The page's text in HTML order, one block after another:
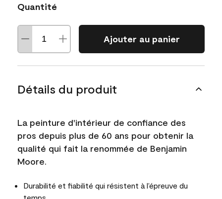
Quantité
Ajouter au panier
Détails du produit
La peinture d'intérieur de confiance des
pros depuis plus de 60 ans pour obtenir la
qualité qui fait la renommée de Benjamin
Moore.
Durabilité et fiabilité qui résistent à l’épreuve du
temps